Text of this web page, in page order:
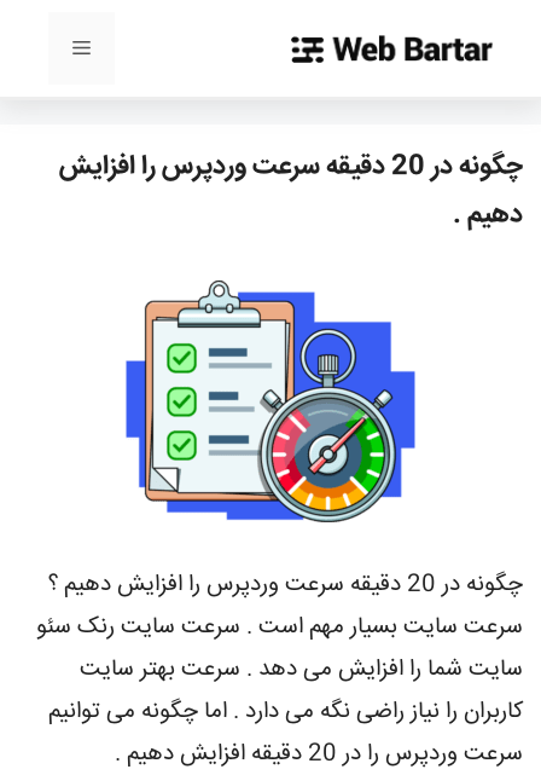
فهرست
چگونه در 20 دقیقه سرعت وردپرس را افزایش
دهیم .
چگونه در 20 دقیقه سرعت وردپرس را افزایش دهیم ؟
سرعت سایت بسیار مهم است . سرعت سایت رنک سئو
سایت شما را افزایش می دهد . سرعت بهتر سایت
کاربران را نیاز راضی نگه می دارد . اما چگونه می توانیم
سرعت وردپرس را در 20 دقیقه افزایش دهیم .